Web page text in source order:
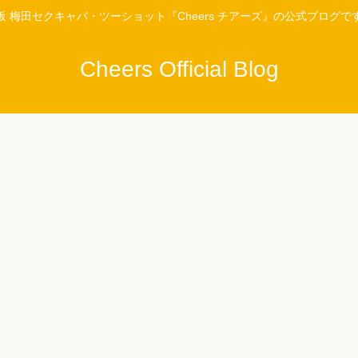
梅田セクキャバ・ツーショット『Cheers チアーズ』の公式ブログで
Cheers Official Blog